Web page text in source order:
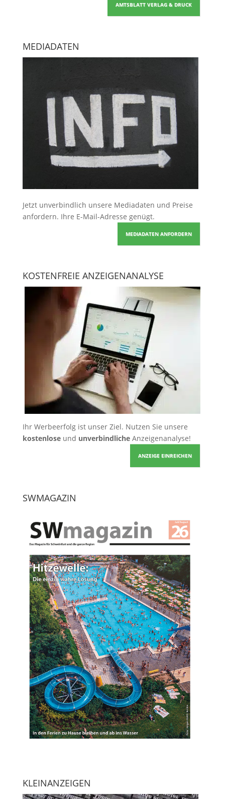
AMTSBLATT VERLAG & DRUCK
MEDIADATEN
Jetzt unverbindlich unsere Mediadaten und Preise
anfordern. Ihre E-Mail-Adresse genügt.
MEDIADATEN ANFORDERN
KOSTENFREIE ANZEIGENANALYSE
Ihr Werbeerfolg ist unser Ziel. Nutzen Sie unsere
kostenloseund unverbindlicheAnzeigenanalyse!
ANZEIGE EINREICHEN
SWMAGAZIN
KLEINANZEIGEN